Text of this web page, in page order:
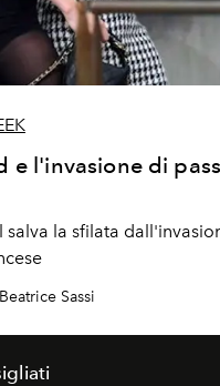
e l'invasione di
salva la sfilata
Sassi